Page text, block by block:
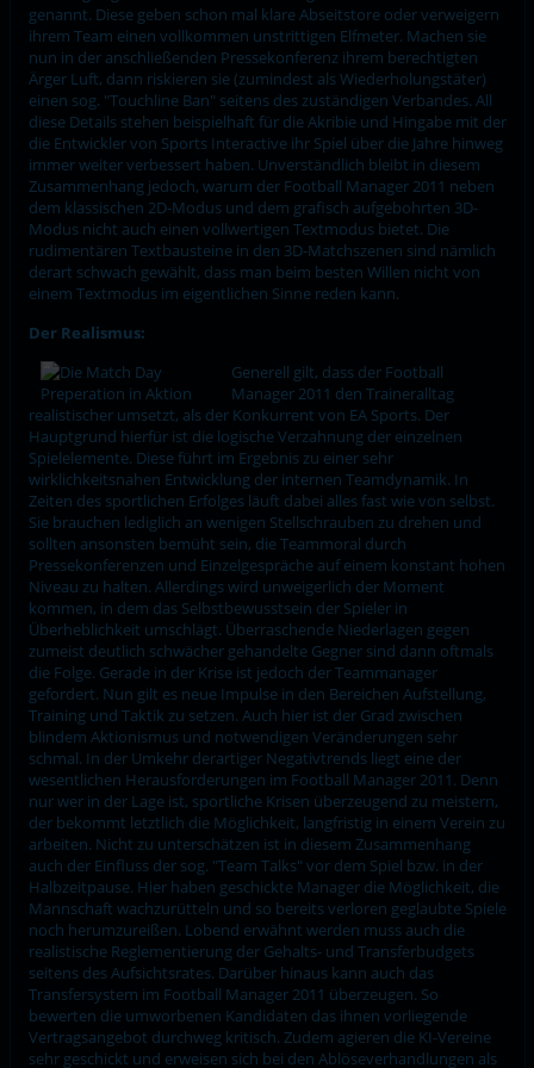
genannt. Diese geben schon mal klare Abseitstore oder verweigern
ihrem Team einen vollkommen unstrittigen Elfmeter. Machen sie
nun in der anschließenden Pressekonferenz ihrem berechtigten
Ärger Luft, dann riskieren sie (zumindest als Wiederholungstäter)
einen sog. "Touchline Ban" seitens des zuständigen Verbandes. All
diese Details stehen beispielhaft für die Akribie und Hingabe mit der
die Entwickler von Sports Interactive ihr Spiel über die Jahre hinweg
immer weiter verbessert haben. Unverständlich bleibt in diesem
Zusammenhang jedoch, warum der Football Manager 2011 neben
dem klassischen 2D-Modus und dem grafisch aufgebohrten 3D-
Modus nicht auch einen vollwertigen Textmodus bietet. Die
rudimentären Textbausteine in den 3D-Matchszenen sind nämlich
derart schwach gewählt, dass man beim besten Willen nicht von
einem Textmodus im eigentlichen Sinne reden kann.
Der Realismus:
Generell gilt, dass der Football
Manager 2011 den Traineralltag
realistischer umsetzt, als der Konkurrent von EA Sports. Der
Hauptgrund hierfür ist die logische Verzahnung der einzelnen
Spielelemente. Diese führt im Ergebnis zu einer sehr
wirklichkeitsnahen Entwicklung der internen Teamdynamik. In
Zeiten des sportlichen Erfolges läuft dabei alles fast wie von selbst.
Sie brauchen lediglich an wenigen Stellschrauben zu drehen und
sollten ansonsten bemüht sein, die Teammoral durch
Pressekonferenzen und Einzelgespräche auf einem konstant hohen
Niveau zu halten. Allerdings wird unweigerlich der Moment
kommen, in dem das Selbstbewusstsein der Spieler in
Überheblichkeit umschlägt. Überraschende Niederlagen gegen
zumeist deutlich schwächer gehandelte Gegner sind dann oftmals
die Folge. Gerade in der Krise ist jedoch der Teammanager
gefordert. Nun gilt es neue Impulse in den Bereichen Aufstellung,
Training und Taktik zu setzen. Auch hier ist der Grad zwischen
blindem Aktionismus und notwendigen Veränderungen sehr
schmal. In der Umkehr derartiger Negativtrends liegt eine der
wesentlichen Herausforderungen im Football Manager 2011. Denn
nur wer in der Lage ist, sportliche Krisen überzeugend zu meistern,
der bekommt letztlich die Möglichkeit, langfristig in einem Verein zu
arbeiten. Nicht zu unterschätzen ist in diesem Zusammenhang
auch der Einfluss der sog. "Team Talks" vor dem Spiel bzw. in der
Halbzeitpause. Hier haben geschickte Manager die Möglichkeit, die
Mannschaft wachzurütteln und so bereits verloren geglaubte Spiele
noch herumzureißen. Lobend erwähnt werden muss auch die
realistische Reglementierung der Gehalts- und Transferbudgets
seitens des Aufsichtsrates. Darüber hinaus kann auch das
Transfersystem im Football Manager 2011 überzeugen. So
bewerten die umworbenen Kandidaten das ihnen vorliegende
Vertragsangebot durchweg kritisch. Zudem agieren die KI-Vereine
sehr geschickt und erweisen sich bei den Ablöseverhandlungen als